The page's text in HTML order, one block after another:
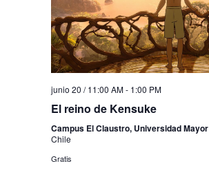
junio 20 / 11:00 AM- 1:00 PM
El reino de Kensuke
Campus El Claustro, Universidad Mayor
Chile
Gratis